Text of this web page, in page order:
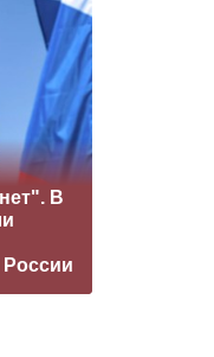
В
России